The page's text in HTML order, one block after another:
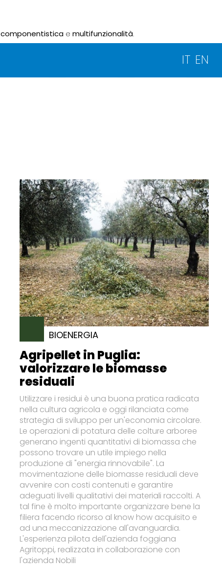
componentisticae multifunzionalità.
IT EN
BIOENERGIA
Agripellet in Puglia:
valorizzare le biomasse
residuali
Utilizzare i residui è una buona pratica radicata
nella cultura agricola e oggi rilanciata come
strategia di sviluppo per un'economia circolare.
Le operazioni di potatura delle colture arboree
generano ingenti quantitativi di biomassa che
possono trovare un utile impiego nella
produzione di "energia rinnovabile". La
movimentazione delle biomasse residuali deve
avvenire con costi contenuti e garantire
adeguati livelli qualitativi dei materiali raccolti. A
tal fine è molto importante organizzare bene la
filiera facendo ricorso al know how acquisito e
ad una meccanizzazione all'avanguardia.
L'esperienza pilota dell'azienda foggiana
Agritoppi, realizzata in collaborazione con
l'azienda Nobili